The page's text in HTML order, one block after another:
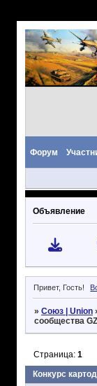
Форум
Объявление
Привет, Гость!
» Союз | Union
сообщества
Конкурс
Страница: 1